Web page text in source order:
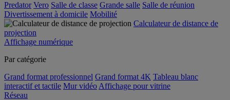
Predator Vero Salle de classe Grande salle Salle de réunion
Divertissement à domicile Mobilité
Calculateur de distance de
projection
Affichage numérique
Par catégorie
Grand format professionnel Grand format 4K Tableau blanc
interactif et tactile Mur vidéo Affichage pour vitrine
Réseau